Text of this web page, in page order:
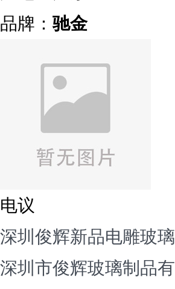
品牌： 驰金
电议
深圳俊辉新品电雕玻璃
深圳市俊辉玻璃制品